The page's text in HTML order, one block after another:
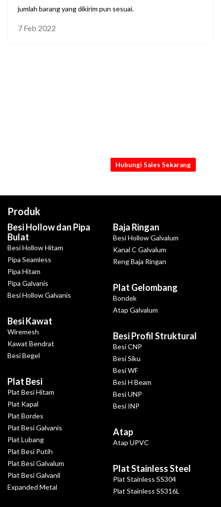
jumlah barang yang dikirim pun sesuai.
7 Feb 2022
Hubungi Sales Sekarang
Produk
Besi Hollow dan Pipa
Bulat
Besi Hollow Hitam
Pipa Seamless
Pipa Hitam
Pipa Galvanis
Besi Hollow Galvanis
Besi Kawat
Wiremesh
Kawat Bendrat
Besi Begel
Plat Besi
Plat Besi Hitam
Plat Kapal
Plat Bordes
Plat Besi Galvanis
Plat Lubang
Plat Besi Putih
Plat Besi Galvalum
Plat Besi Galvanil
Expanded Metal
Baja Ringan
Besi Hollow Galvalum
Kanal C Galvalum
Reng Baja Ringan
Plat Gelombang
Bondek
Atap Galvalum
Besi Profil Struktural
Besi CNP
Besi Siku
Besi WF
Besi H Beam
Besi UNP
Besi INP
Atap
Atap UPVC
Plat Stainless Steel
Plat Stainless SS304
Plat Stainless SS316L